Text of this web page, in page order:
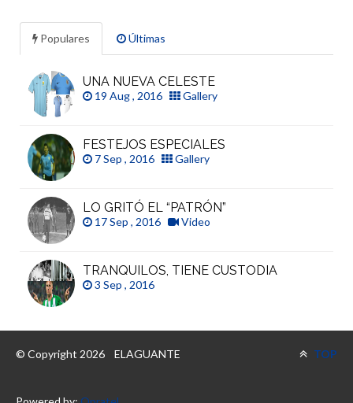
Populares Últimas
UNA NUEVA CELESTE
19 Aug , 2016 Gallery
FESTEJOS ESPECIALES
7 Sep , 2016 Gallery
LO GRITÓ EL “PATRÓN”
17 Sep , 2016 Video
TRANQUILOS, TIENE CUSTODIA
3 Sep , 2016
© Copyright 2026 ELAGUANTE TOP